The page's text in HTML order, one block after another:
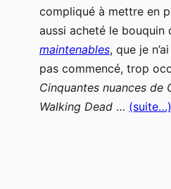
compliqué à mettre en
aussi acheté le bouquin
maintenables, que je
pas commencé, trop
Cinquantes nuances de
Walking Dead … (suite…)